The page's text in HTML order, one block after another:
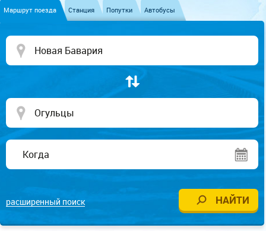
Маршрут поезда Станция Попутки Автобусы
расширенный поиск